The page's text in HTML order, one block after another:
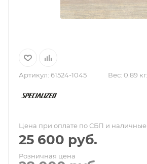
Артикул: 61524-1045 Вес: 0.89 кг.
Цена при оплате по СБП и наличные
25 600 руб.
Розничная цена